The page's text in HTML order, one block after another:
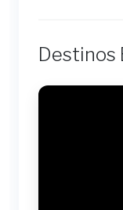
Destinos